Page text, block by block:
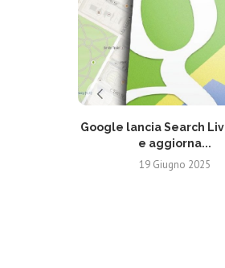
Google lancia Search
e aggiorna...
19 Giugno 2025